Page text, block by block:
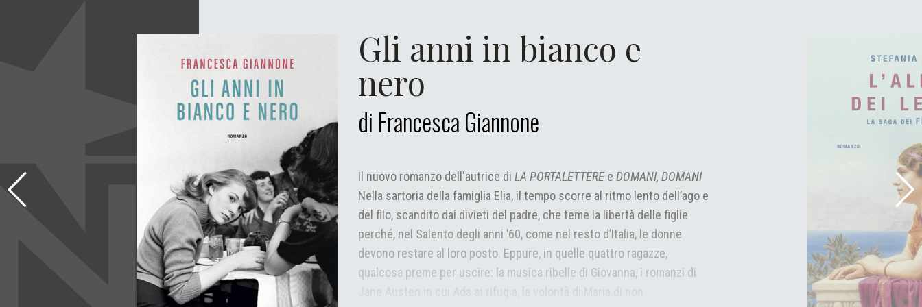
Gli anni in bianco e
nero
di FrancescaGiannone
Il nuovo romanzo dell'autrice di LA PORTALETTEREe DOMANI, DOMANI
Nella sartoria della famiglia Elia, il tempo scorre al ritmo lento dell’ago e
del filo, scandito dai divieti del padre, che teme la libertà delle figlie
perché, nel Salento degli anni ’60, come nel resto d’Italia, le donne
devono restare al loro posto. Eppure, in quelle quattro ragazze,
qualcosa preme per uscire: la musica ribelle di Giovanna, i romanzi di
Jane Austen in cui Ada si rifugia, la volontà di Maria di non